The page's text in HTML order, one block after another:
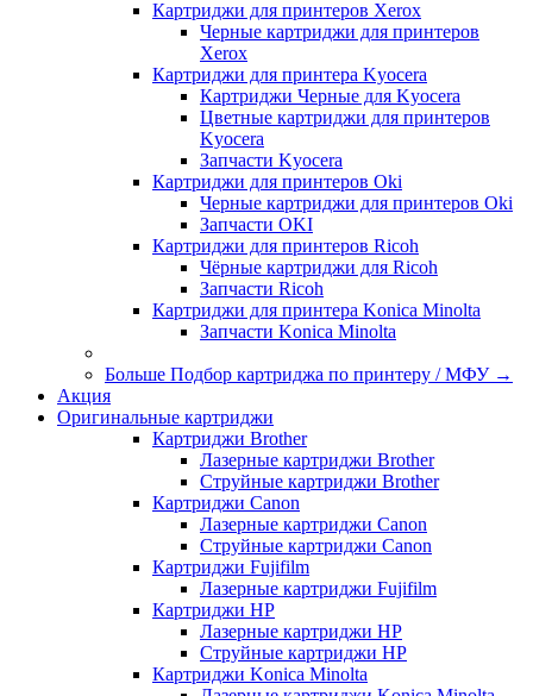
Картриджи для принтеров Xerox
Черные картриджи для принтеров
Xerox
Картриджи для принтера Kyocera
Картриджи Черные для Kyocera
Цветные картриджи для принтеров
Kyocera
Запчасти Kyocera
Картриджи для принтеров Oki
Черные картриджи для принтеров Oki
Запчасти OKI
Картриджи для принтеров Ricoh
Чёрные картриджи для Ricoh
Запчасти Ricoh
Картриджи для принтера Konica Minolta
Запчасти Koniсa Minolta
Больше Подбор картриджа по принтеру / МФУ →
Акция
Оригинальные картриджи
Картриджи Brother
Лазерные картриджи Brother
Струйные картриджи Brother
Картриджи Canon
Лазерные картриджи Canon
Струйные картриджи Canon
Картриджи Fujifilm
Лазерные картриджи Fujifilm
Картриджи HP
Лазерные картриджи HP
Струйные картриджи HP
Картриджи Konica Minolta